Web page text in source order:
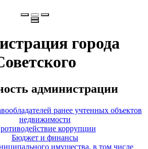
города
администрации
ранее учтенных объектов
недвижимости
коррупции
Бюджет и финансы
имущества, в том числе